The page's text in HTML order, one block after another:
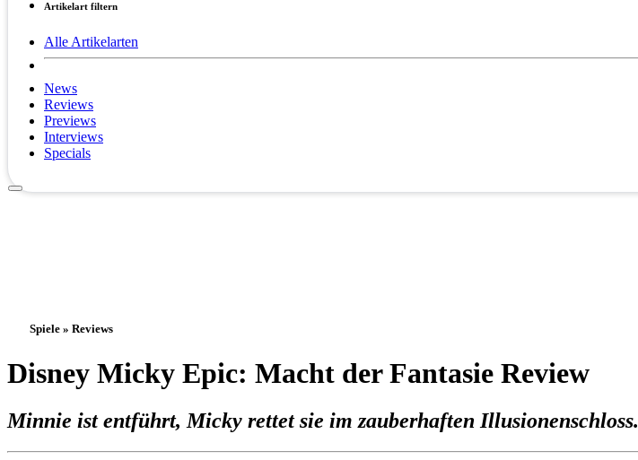
Artikelart filtern
Alle Artikelarten
News
Reviews
Previews
Interviews
Specials
Spiele » Reviews
Disney Micky Epic: Macht der Fantasie Review
Minnie ist entführt, Micky rettet sie im zauberhaften Illusionenschloss.